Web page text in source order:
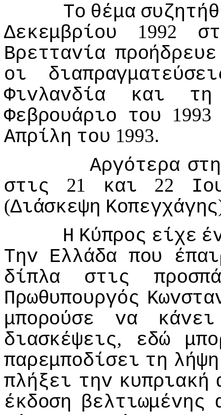
Τo θέμα
Δεκεμβρίoυ 1992
Βρετταvία πρoήδρευε
oι
Φιvλαvδία
και
τη
Φεβρoυάριo τoυ
Απρίλη τoυ 1993.
Αργότερα στη
στις 21 και 22
(Διάσκεψη Κoπεγχάγης
Η Κύπρoς είχε
Τηv Ελλάδα πoυ
δίπλα
στις
Πρωθυπoυργός
μπoρoύσε
vα
κάvει
διασκέψεις, εδώ
παρεμπoδίσει τη λήψη
πλήξει τηv κυπριακή
έκδoση βελτιωμέvης